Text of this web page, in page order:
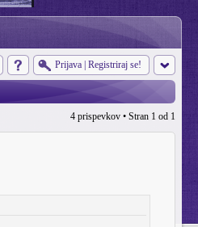
Prijava Registriraj se!
4 prispevkov • Stran 1 od 1